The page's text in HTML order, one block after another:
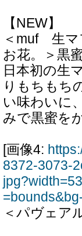
【NEW】
＜muf 生マ
お花。＞黒
日本初の生
りもちもち
い味わいに
みで黒蜜を
[画像4:
8372-3073-
＜パヴェア